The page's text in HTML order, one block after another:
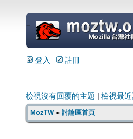
=
登入 註冊
檢視沒有回覆的主題 檢視最
MozTW» 討論區首頁